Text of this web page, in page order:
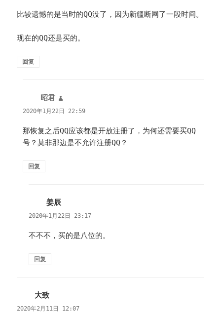
比较遗憾的是当时的QQ没了，因为新疆断网了一段时间。
现在的QQ还是买的。
回复
昭君
道：
2020年1月22日 22:59
那恢复之后QQ应该都是开放注册了，为何还需要买QQ
号？莫非那边是不允许注册QQ？
回复
姜辰
道：
2020年1月22日 23:17
不不不，买的是八位的。
回复
大致
道：
2020年2月11日 12:07